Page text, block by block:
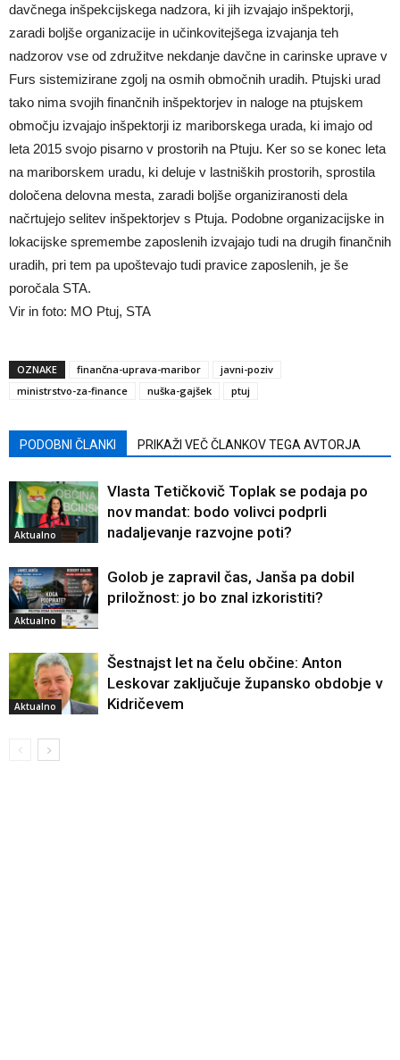
davčnega inšpekcijskega nadzora, ki jih izvajajo inšpektorji,
zaradi boljše organizacije in učinkovitejšega izvajanja teh
nadzorov vse od združitve nekdanje davčne in carinske uprave v
Furs sistemizirane zgolj na osmih območnih uradih. Ptujski urad
tako nima svojih finančnih inšpektorjev in naloge na ptujskem
območju izvajajo inšpektorji iz mariborskega urada, ki imajo od
leta 2015 svojo pisarno v prostorih na Ptuju. Ker so se konec leta
na mariborskem uradu, ki deluje v lastniških prostorih, sprostila
določena delovna mesta, zaradi boljše organiziranosti dela
načrtujejo selitev inšpektorjev s Ptuja. Podobne organizacijske in
lokacijske spremembe zaposlenih izvajajo tudi na drugih finančnih
uradih, pri tem pa upoštevajo tudi pravice zaposlenih, je še
poročala STA.
Vir in foto: MO Ptuj, STA
OZNAKE finančna-uprava-maribor
javni-poziv
ministrstvo-za-finance
nuška-gajšek ptuj
PODOBNI ČLANKI PRIKAŽI VEČ ČLANKOV TEGA AVTORJA
Aktualno
Vlasta Tetičkovič Toplak se podaja po
nov mandat: bodo volivci podprli
nadaljevanje razvojne poti?
Aktualno
Golob je zapravil čas, Janša pa dobil
priložnost: jo bo znal izkoristiti?
Aktualno
Šestnajst let na čelu občine: Anton
Leskovar zaključuje župansko obdobje v
Kidričevem